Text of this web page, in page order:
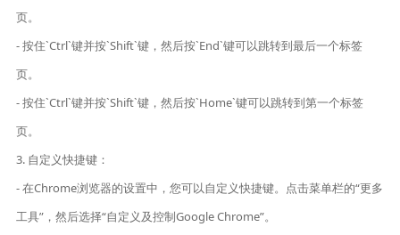
页。
- 按住`Ctrl`键并按`Shift`键，然后按`End`键可以跳转到最后一个标签
页。
- 按住`Ctrl`键并按`Shift`键，然后按`Home`键可以跳转到第一个标签
页。
3. 自定义快捷键：
- 在Chrome浏览器的设置中，您可以自定义快捷键。点击菜单栏的“更多
工具”，然后选择“自定义及控制Google Chrome”。